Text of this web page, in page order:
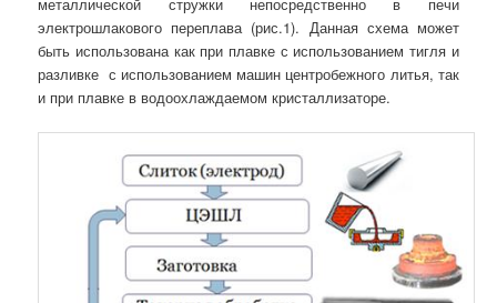
электрошлакового переплава (рис.1). Данная схема может
быть использована как при плавке с использованием тигля и
разливке с использованием машин центробежного литья, так
и при плавке в водоохлаждаемом кристаллизаторе.